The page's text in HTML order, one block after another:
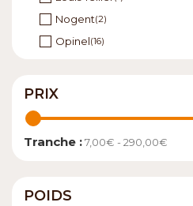
Nogent(2)
Opinel(16)
PRIX
Tranche :7,00€ - 290,00€
POIDS